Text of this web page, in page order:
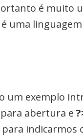
é muito
uma linguagem
um exemplo
para abertura e
para indicarmos